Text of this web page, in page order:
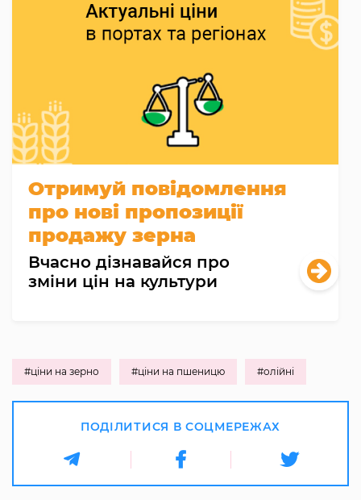
Отримуй повідомлення
про нові пропозиції
продажу зерна
Вчасно дізнавайся про
зміни цін на культури
#ціни на зерно #ціни на пшеницю #олійні
ПОДІЛИТИСЯ В СОЦМЕРЕЖАХ